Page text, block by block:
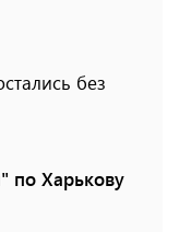
без
по Харькову